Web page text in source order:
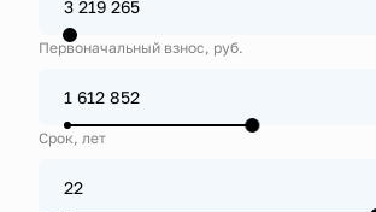
Первоначальный взнос, руб.
Срок, лет